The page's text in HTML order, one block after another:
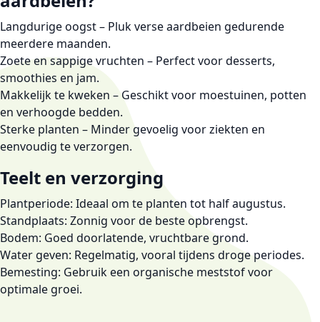
Langdurige oogst– Pluk verse aardbeien gedurende
meerdere maanden.
Zoete en sappige vruchten – Perfect voor desserts,
smoothies en jam.
Makkelijk te kweken – Geschikt voor moestuinen, potten
en verhoogde bedden.
Sterke planten – Minder gevoelig voor ziekten en
eenvoudig te verzorgen.
Teelt en verzorging
Plantperiode: Ideaal om te planten tot half augustus.
Standplaats: Zonnig voor de beste opbrengst.
Bodem: Goed doorlatende, vruchtbare grond.
Water geven: Regelmatig, vooral tijdens droge periodes.
Bemesting: Gebruik een organische meststofvoor
optimale groei.